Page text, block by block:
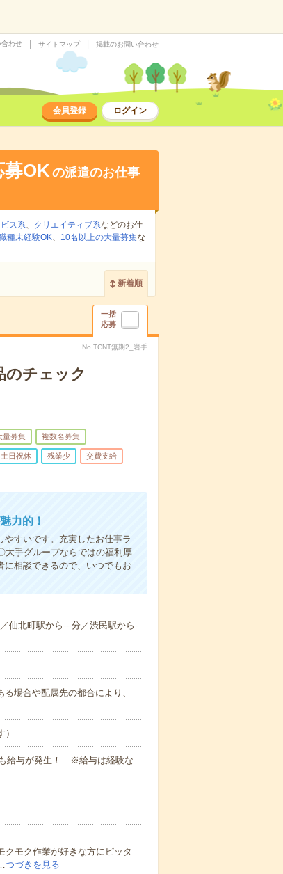
わせ サイトマップ 掲載のお問い合わせ
会員登録 ログイン
募OKの派遣のお仕事
ス系、 クリエイティブ系などのお仕
種未経験OK、 10名以上の大量募集な
新着順
一括
応募
No.TCNT無期2_岩手
のチェック
量募集 複数名募集
土日祝休 残業少 交費支給
力的！
やすいです。充実したお仕事ラ
大手グループならではの福利厚
相談できるので、いつでもお
仙北町駅から---分／渋民駅から-
場合や配属先の都合により、
給与が発生！ ※給与は経験な
クモク作業が好きな方にピッタ
つづきを見る